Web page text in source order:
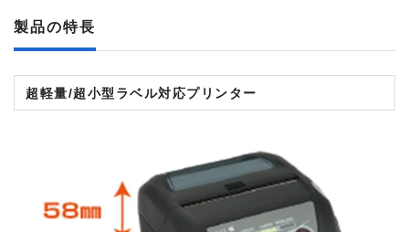
製品の特長
超軽量/超小型ラベル対応プリンター